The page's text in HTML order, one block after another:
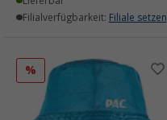
Filialverfügbarkeit: Filiale setzen
%